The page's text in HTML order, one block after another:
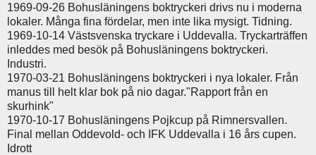
1969-09-26 Bohusläningens boktryckeri drivs nu i moderna
lokaler. Många fina fördelar, men inte lika mysigt. Tidning.
1969-10-14 Västsvenska tryckare i Uddevalla. Tryckarträffen
inleddes med besök på Bohusläningens boktryckeri.
Industri.
1970-03-21 Bohusläningens boktryckeri i nya lokaler. Från
manus till helt klar bok på nio dagar."Rapport från en
skurhink"
1970-10-17 Bohusläningens Pojkcup på Rimnersvallen.
Final mellan Oddevold- och IFK Uddevalla i 16 års cupen.
Idrott